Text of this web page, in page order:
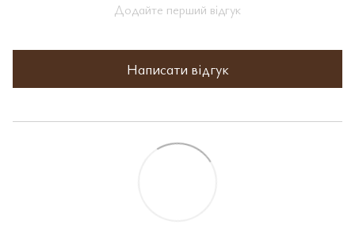
Додайте перший відгук
Написати відгук